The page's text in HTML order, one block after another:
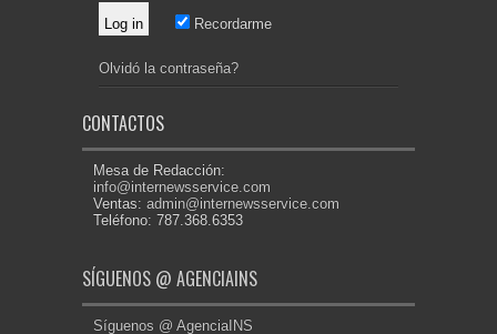
Recordarme
Olvidó la contraseña?
CONTACTOS
Mesa de Redacción:
info@internewsservice.com
Ventas: admin@internewsservice.com
Teléfono: 787.368.6353
SÍGUENOS @ AGENCIAINS
Síguenos @ AgenciaINS